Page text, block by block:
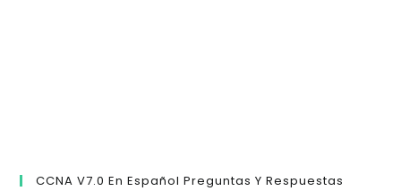
CCNA V7.0 En Español Preguntas Y Respuestas